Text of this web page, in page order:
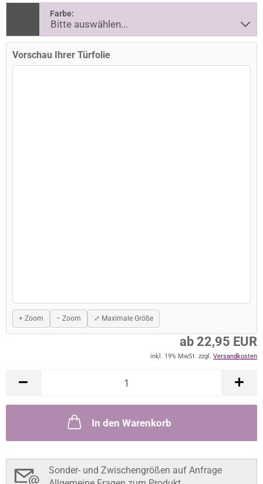
Farbe:
Vorschau Ihrer Türfolie
+ Zoom − Zoom ⤢ Maximale Größe
ab 22,95 EUR
inkl. 19% MwSt. zzgl. Versandkosten
In den Warenkorb
Sonder- und Zwischengrößen auf Anfrage